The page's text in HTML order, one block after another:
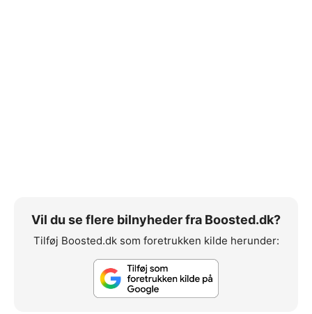
Vil du se flere bilnyheder fra Boosted.dk?
Tilføj Boosted.dk som foretrukken kilde herunder: